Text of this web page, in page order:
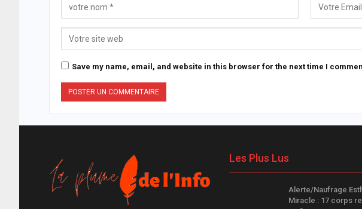
Save my name, email, and website in this browser for the next time I
Les Plus Lus
Alerte/Naufrage
Miracle : 17 corps